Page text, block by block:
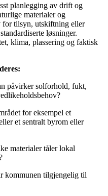
planlegging av drift og
materialer og
for tilsyn, utskiftning eller
løsninger.
klima, plassering og faktisk
påvirker solforhold, fukt,
for eksempel et
et sentralt byrom eller
materialer tåler lokal
kommunen tilgjengelig til